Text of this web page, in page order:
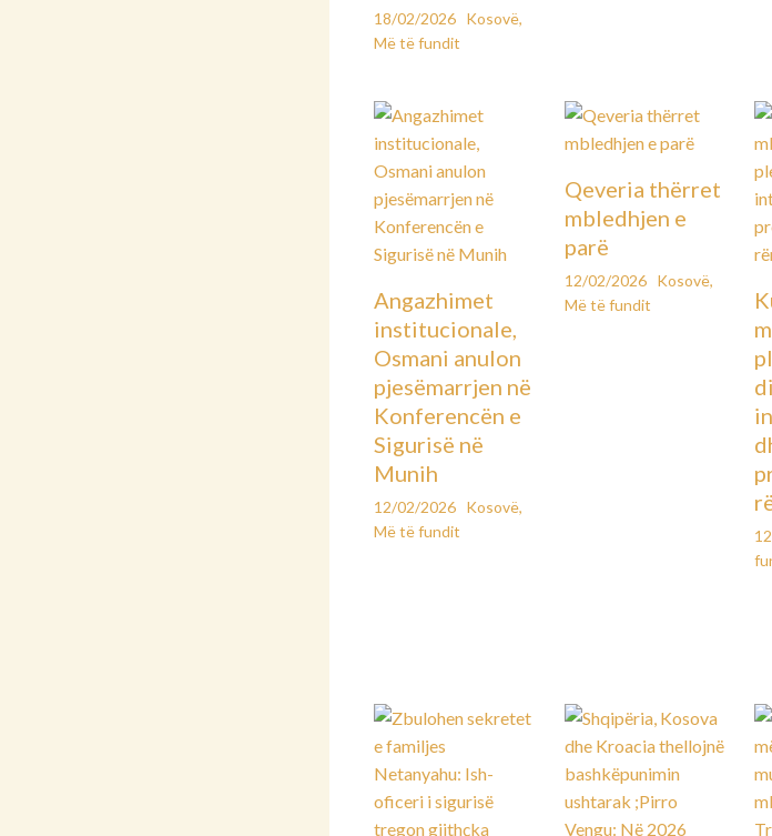
18/02/2026 Kosovë,
Më të fundit
Angazhimet
institucionale,
Osmani anulon
pjesëmarrjen në
Konferencën e
Sigurisë në
Munih
12/02/2026 Kosovë,
Më të fundit
Qeveria thërret
mbledhjen e
parë
12/02/2026 Kosovë,
Më të fundit